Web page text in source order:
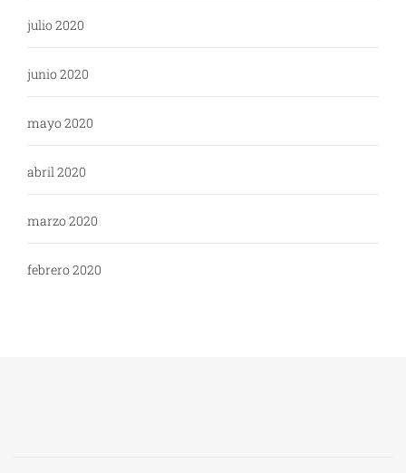
julio 2020
junio 2020
mayo 2020
abril 2020
marzo 2020
febrero 2020